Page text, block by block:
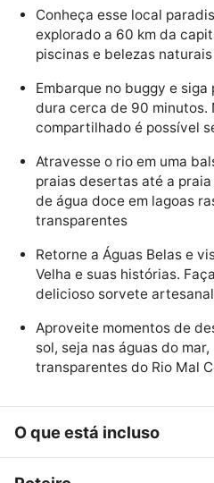
Conheça esse local
explorado a 60 km da
piscinas e belezas naturais
Embarque no buggy e
dura cerca de 90 minutos.
compartilhado é possível
Atravesse o rio em uma
praias desertas até a
de água doce em lagoas
transparentes
Retorne a Águas Belas e
Velha e suas histórias.
delicioso sorvete artesanal
Aproveite momentos de
sol, seja nas águas do
transparentes do Rio Mal
O que está incluso